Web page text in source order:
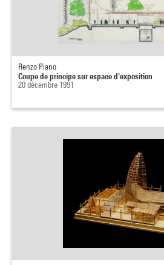
Renzo Piano
Coupe de principe sur espace d'exposition
20 décembre 1991